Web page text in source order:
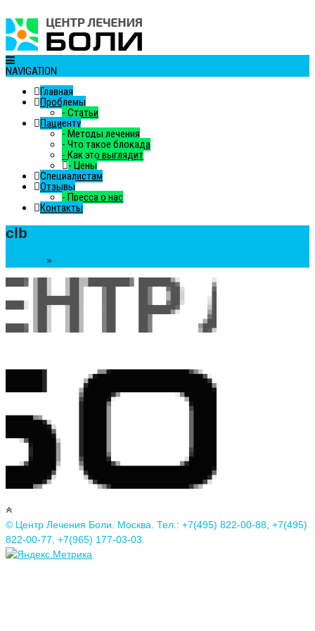
NAVIGATION
Главная
Проблемы
- Статьи
Пациенту
- Методы лечения
- Что такое блокада
- Как это выглядит
- Цены
Специалистам
Отзывы
- Пресса о нас
Контакты
clb
»
© Центр Лечения Боли. Москва. Тел.: +7(495) 822-00-88, +7(495)
822-00-77, +7(965) 177-03-03.